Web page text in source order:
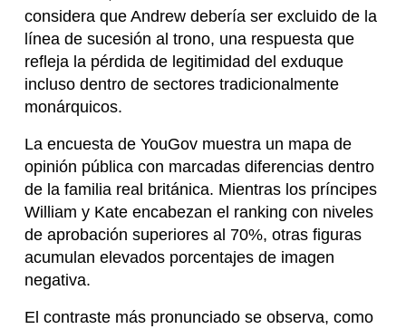
considera que Andrew debería ser excluido de la
línea de sucesión al trono, una respuesta que
refleja la pérdida de legitimidad del exduque
incluso dentro de sectores tradicionalmente
monárquicos.
La encuesta de YouGov muestra un mapa de
opinión pública con marcadas diferencias dentro
de la familia real británica. Mientras los príncipes
William y Kate encabezan el ranking con niveles
de aprobación superiores al 70%, otras figuras
acumulan elevados porcentajes de imagen
negativa.
El contraste más pronunciado se observa, como